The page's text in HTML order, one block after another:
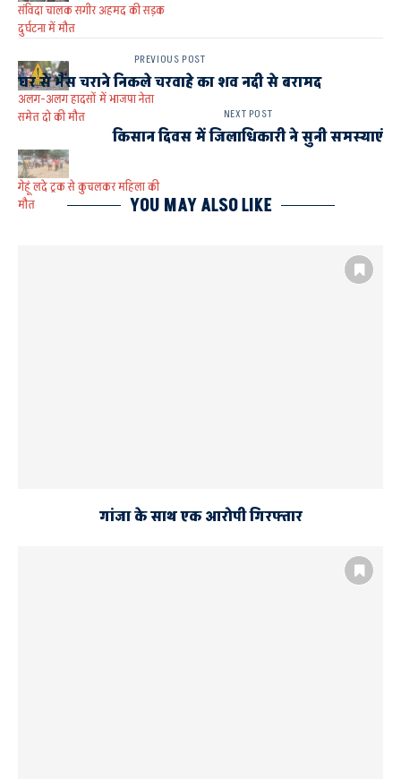
संविदा चालक सगीर अहमद की सड़क
दुर्घटना में मौत
अलग-अलग हादसों में भाजपा नेता
समेत दो की मौत
गेहूं लदे ट्रक से कुचलकर महिला की
मौत
PREVIOUS POST
घर से भैंस चराने निकले चरवाहे का शव नदी से बरामद
NEXT POST
किसान दिवस में जिलाधिकारी ने सुनी समस्याएं
YOU MAY ALSO LIKE
गांजा के साथ एक आरोपी गिरफ्तार